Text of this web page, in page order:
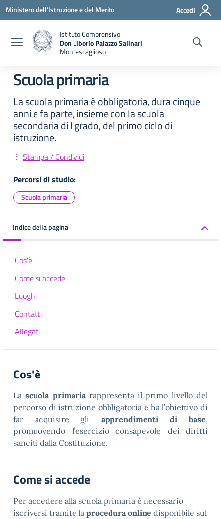
Vai ai contenuti
Vai al menu di navigazione
Vai al footer
Ministero dell'Istruzione e del Merito Accedi
Istituto Comprensivo
Don Liborio Palazzo Salinari
Montescaglioso
Scuola primaria
La scuola primaria è obbligatoria, dura cinque
anni e fa parte, insieme con la scuola
secondaria di I grado, del primo ciclo di
istruzione.
Stampa / Condividi
Percorsi di studio:
Scuola primaria
Indice della pagina
Cos'è
Come si accede
Luoghi
Contatti
Allegati
Cos'è
Lascuola primariarappresenta il primo livello del
percorso di istruzione obbligatoria e ha l’obiettivo di
far acquisire gli apprendimenti di base,
promuovendo l’esercizio consapevole dei diritti
sanciti dalla Costituzione.
Come si accede
Per accedere alla scuola primaria è necessario
iscriversi tramite la procedura online disponibile sul